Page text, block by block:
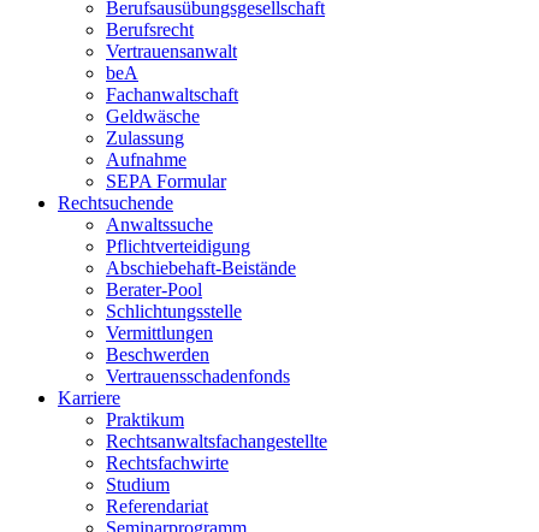
Berufsausübungs­gesellschaft
Berufsrecht
Vertrauensanwalt
beA
Fachanwaltschaft
Geldwäsche
Zulassung
Aufnahme
SEPA Formular
Rechtsuchende
Anwaltssuche
Pflichtverteidigung
Abschiebehaft-Beistände
Berater-Pool
Schlichtungsstelle
Vermittlungen
Beschwerden
Vertrauensschadenfonds
Karriere
Praktikum
Rechtsanwalts­fachangestellte
Rechtsfachwirte
Studium
Referendariat
Seminarprogramm